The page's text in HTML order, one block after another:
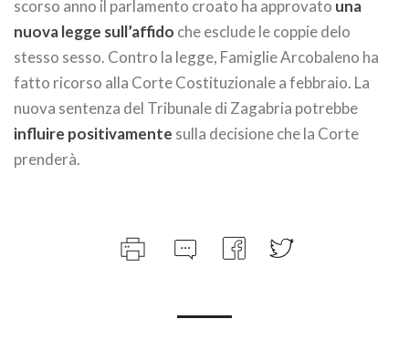
scorso anno il parlamento croato ha approvato una
nuova legge sull’affido che esclude le coppie delo
stesso sesso. Contro la legge, Famiglie Arcobaleno ha
fatto ricorso alla Corte Costituzionale a febbraio. La
nuova sentenza del Tribunale di Zagabria potrebbe
influire positivamente sulla decisione che la Corte
prenderà.